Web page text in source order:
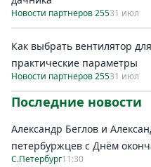
Новости партнеров 25531 июл
Как выбрать вентилятор
практические параметры
Новости партнеров 25531 июл
Последние новости
Александр Беглов и
петербуржцев с Днём
С.Петербург11:30